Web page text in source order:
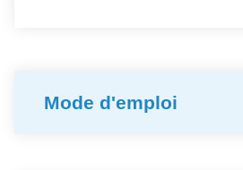
Mode d'emploi